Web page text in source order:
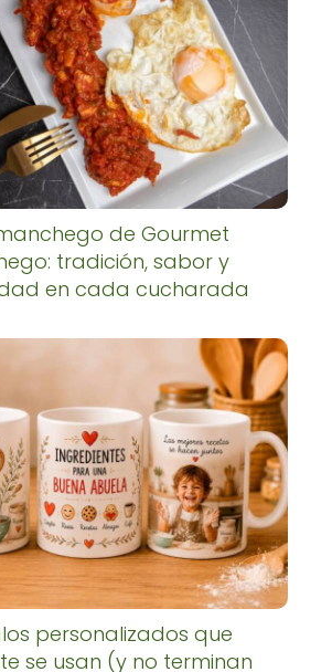
de Gourmet
tradición, sabor y
en cada cucharada
personalizados que
se usan (y no terminan